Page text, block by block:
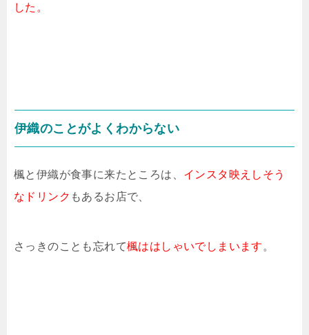
した。
伊織のことがよくわからない
楓と伊織が食事に来たところは、 インスタ映えしそう
なドリンク もあるお店で、
さっきのことも忘れて楓ははしゃいでしまいます 。